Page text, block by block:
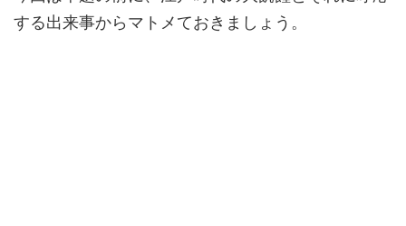
する出来事からマトメておきましょう。